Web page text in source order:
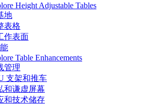
Height Adjustable Tables
地
表格
作表面
Table Enhancements
管理
支架和推车
和谦虚屏幕
和技术储存